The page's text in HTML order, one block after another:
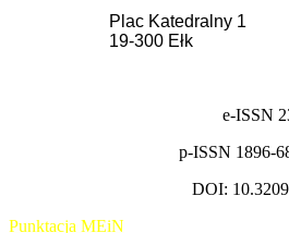
Plac Katedralny 1
19-300 Ełk
e-ISSN
p-ISSN 1896-
DOI:
Punktacja MEiN